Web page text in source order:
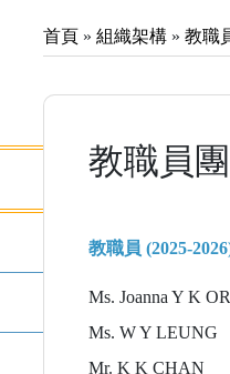
首頁 » 組織架構 » 教職
教職員
教職員 (2025-
Ms. Joanna Y K OR
Ms. W Y LEUNG
Mr. K K CHAN